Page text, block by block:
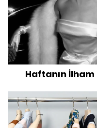
Haftanın İlham